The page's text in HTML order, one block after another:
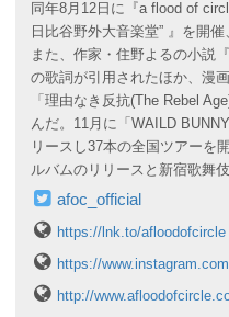
同年8月12日に『a flood of
日比谷野外大音楽堂” 』を開
また、作家・住野よるの小説
の歌詞が引用されたほか、漫
「理由なき反抗(The Rebel
んだ。11月に「WAILD
リースし37本の全国ツアーを
ルバムのリリースと新宿歌舞
afoc_official
https://lnk.to/afloodofcircle
https://
http://